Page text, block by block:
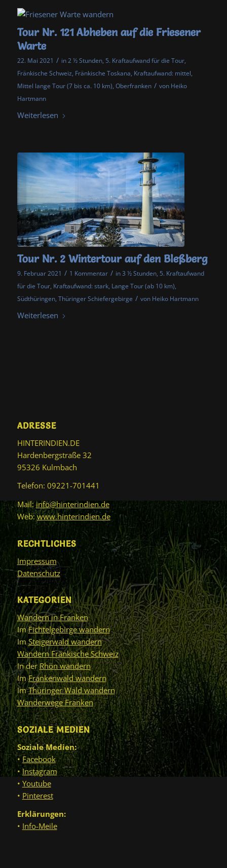
Tour Nr. 121 Abheben auf die Friesener
Warte
22. Mai 2021 / in2 ½ Stunden, 5. Kraftaufwand für die Tour,
Fränkische Schweiz, Fränkische Toskana, Kraftaufwand: mittel,
Mittel lange Tour (7 bis ca. 10 km), Oberfranken / von Heiko
Hartmann
Weiterlesen
Tour Nr. 2 Wintertour auf den Bleßberg
9. Februar 2021 / 1 Kommentar / in3 ½ Stunden, 5. Kraftaufwand
für die Tour, Kraftaufwand: stark, Lange Tour (ab 10 km),
Südthüringen, Thüringer Schiefergebirge / von Heiko Hartmann
Weiterlesen
ADRESSE
HINTERINDIEN.DE
Hardenbergstraße 32
95326 Kulmbach
Telefon: 09221-701441
Mail:info@hinterindien.de
Web:www.hinterindien.de
RECHTLICHES
Impressum
Datenschutz
KATEGORIEN
Wandern in Franken
ImFichtelgebirge wandern
ImSteigerwald wandern
Wandern Fränkische Schweiz
In derRhön wandern
ImFrankenwald wandern
ImThüringer Wald wandern
Wanderwege Franken
SOZIALE MEDIEN
Soziale Medien:
•Facebook
•Instagram
• Youtube
• Pinterest
Erklärungen:
• Info-Meile